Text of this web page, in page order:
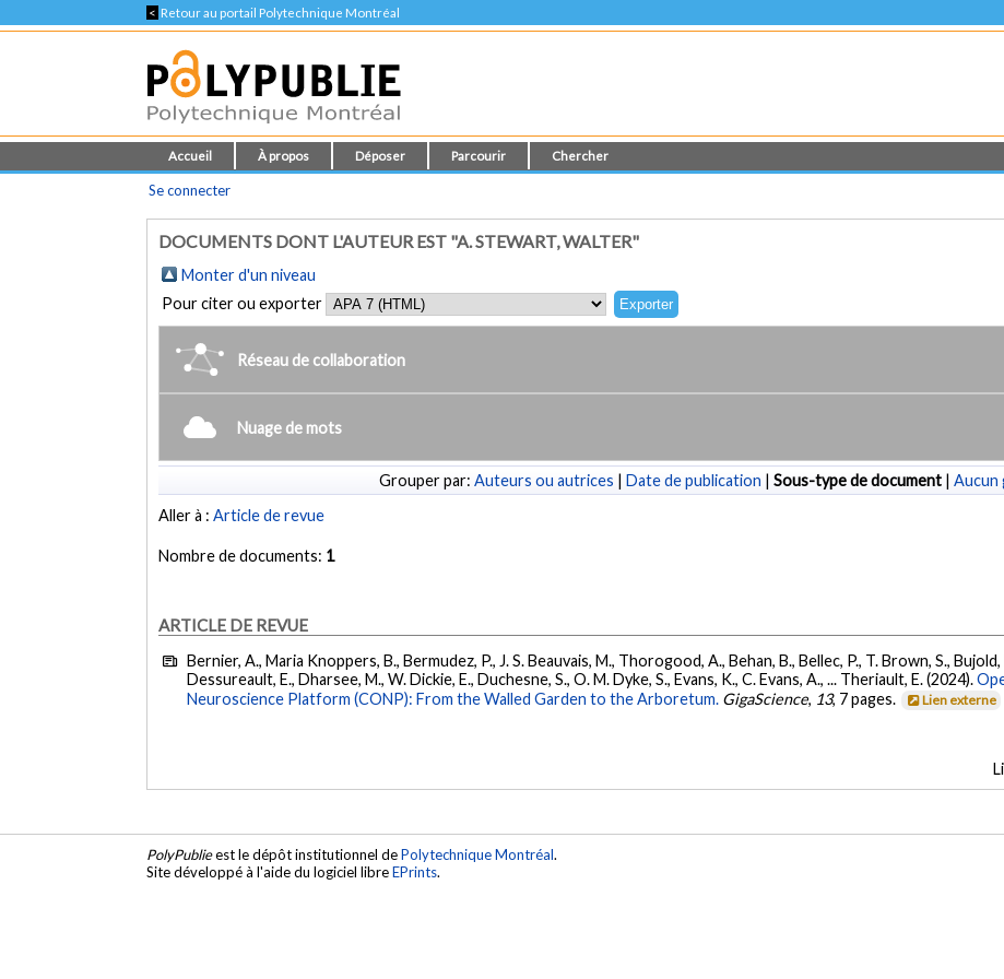
< Retour au portail Polytechnique Montréal
Accueil À propos Déposer Parcourir Chercher
Se connecter
DOCUMENTS DONT L'AUTEUR EST "A. STEWART, WALTER"
Monter d'un niveau
Pour citer ou exporter
Réseau de collaboration
Nuage de mots
Grouper par: Auteurs ou autrices | Date de publication | Sous-type de document | Aucun
Aller à :Article de revue
Nombre de documents: 1
ARTICLE DE REVUE
Bernier, A., Maria Knoppers, B., Bermudez, P., J. S. Beauvais, M., Thorogood, A., Behan, B., Bellec, P., T. Brown, S.,
Dessureault, E., Dharsee, M., W. Dickie, E., Duchesne, S., O. M. Dyke, S., Evans, K., C. Evans, A., ... Theriault, E. (2024).
Neuroscience Platform (CONP): From the Walled Garden to the Arboretum. GigaScience, 13, 7 pages. Lien externe
PolyPublieest le dépôt institutionnel dePolytechnique Montréal.
Site développé à l'aide du logiciel libreEPrints.